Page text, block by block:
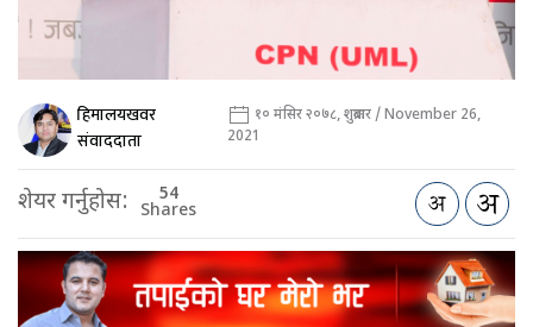
हिमालयखवर
संवाददाता
१० मंसिर २०७८, शुक्रबार / November 26,
2021
शेयर गर्नुहोस: 54
Shares